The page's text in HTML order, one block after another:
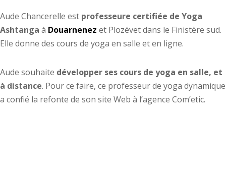
Aude Chancerelle est professeure certifiée de Yoga
Ashtanga à Douarnenez et Plozévet dans le Finistère sud.
Elle donne des cours de yoga en salle et en ligne.
Aude souhaite développer ses cours de yoga en salle, et
à distance. Pour ce faire, ce professeur de yoga dynamique
a confié la refonte de son site Web à l’agence Com’etic.